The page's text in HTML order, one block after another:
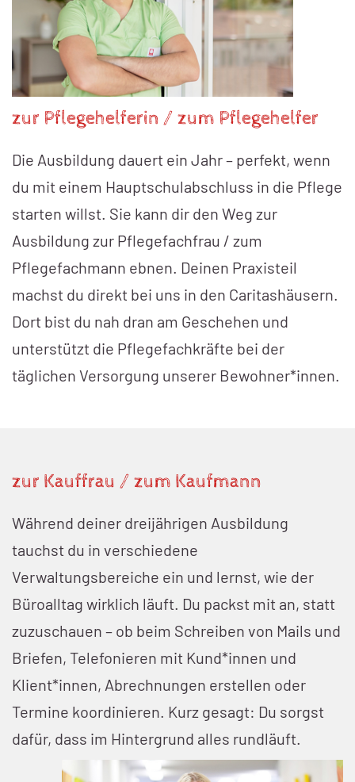
zur Pflegehelferin / zum Pflegehelfer
Die Ausbildung dauert ein Jahr – perfekt, wenn
du mit einem Hauptschulabschluss in die Pflege
starten willst. Sie kann dir den Weg zur
Ausbildung zur Pflegefachfrau / zum
Pflegefachmann ebnen. Deinen Praxisteil
machst du direkt bei uns in den Caritashäusern.
Dort bist du nah dran am Geschehen und
unterstützt die Pflegefachkräfte bei der
täglichen Versorgung unserer Bewohner*innen.
zur Kauffrau / zum Kaufmann
Während deiner dreijährigen Ausbildung
tauchst du in verschiedene
Verwaltungsbereiche ein und lernst, wie der
Büroalltag wirklich läuft. Du packst mit an, statt
zuzuschauen – ob beim Schreiben von Mails und
Briefen, Telefonieren mit Kund*innen und
Klient*innen, Abrechnungen erstellen oder
Termine koordinieren. Kurz gesagt: Du sorgst
dafür, dass im Hintergrund alles rundläuft.